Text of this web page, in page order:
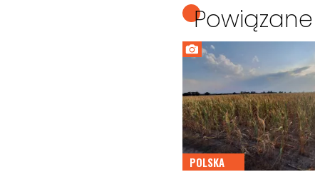
POLSKA